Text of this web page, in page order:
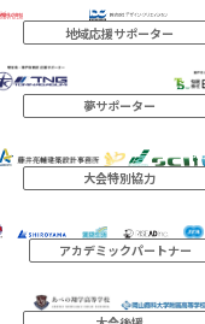
地域応援サポーター
夢サポーター
大会特別協力
アカデミックパートナー